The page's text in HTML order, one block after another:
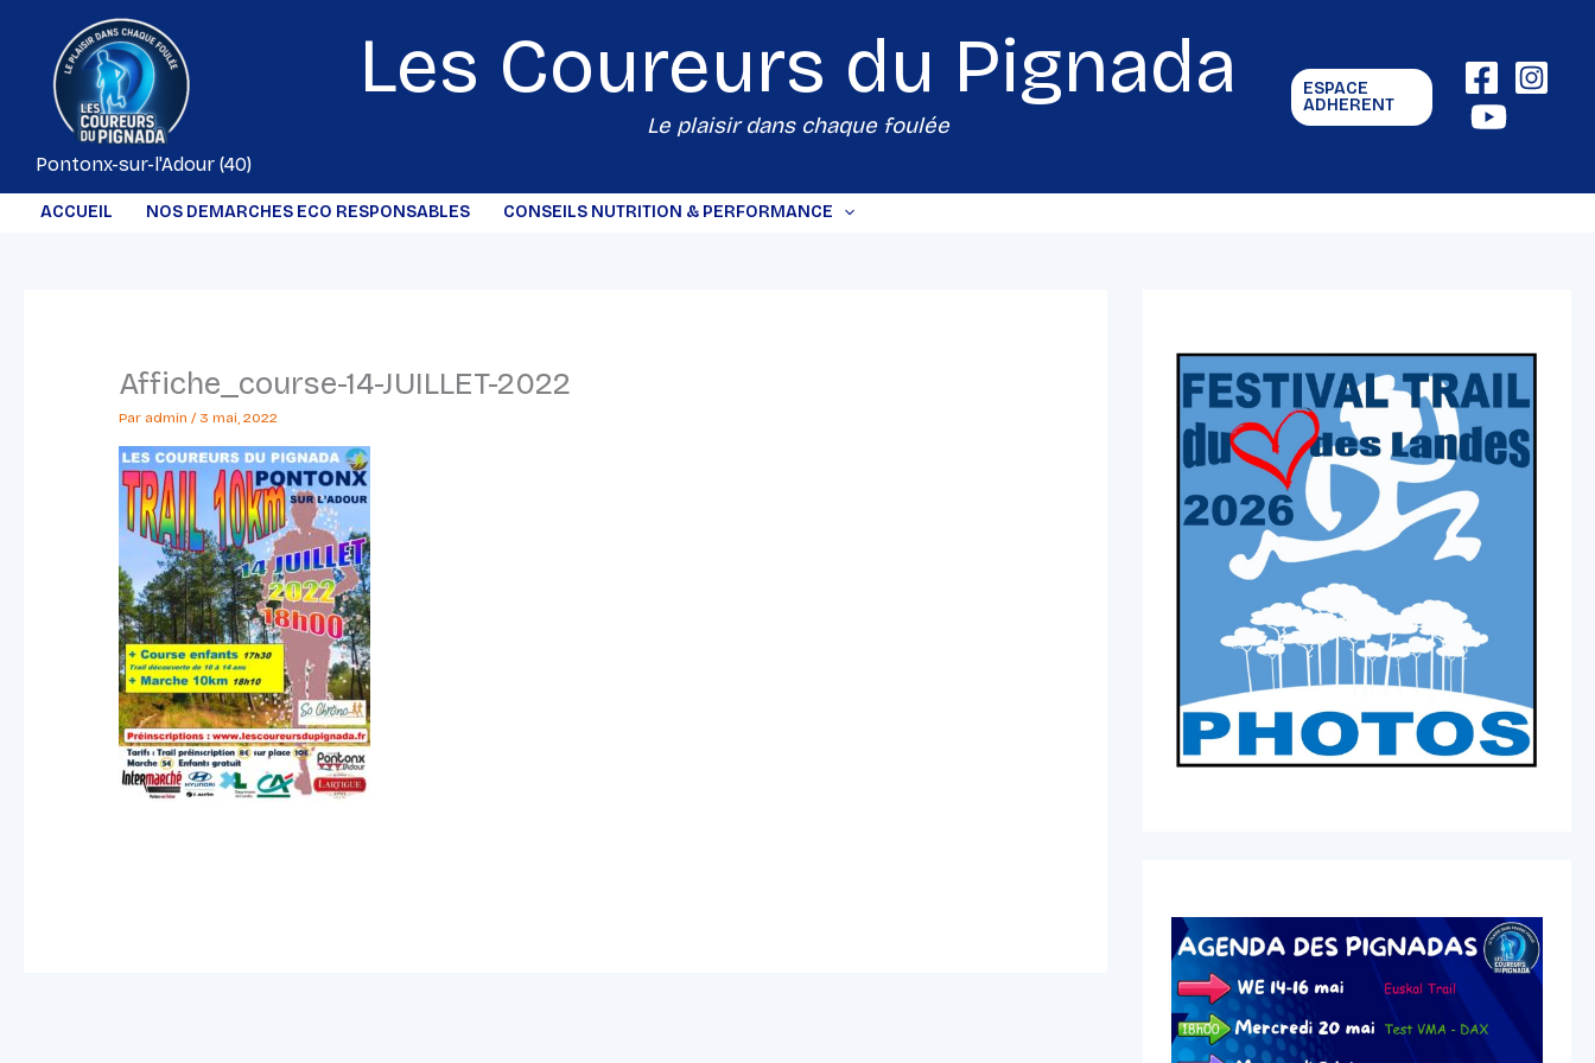
contenu
Pontonx-sur-l'Adour (40)
Les Coureurs du Pignada
Le plaisir dans chaque foulée
ESPACE
ADHERENT
ACCUEIL NOS DEMARCHES ECO RESPONSABLES CONSEILS NUTRITION & PERFORMANCE
Affiche_course-14-JUILLET-2022
Par admin/ 3 mai, 2022